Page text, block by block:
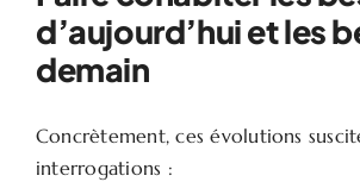
d’aujourd’hui et les
demain
Concrètement, ces évolutions
interrogations :